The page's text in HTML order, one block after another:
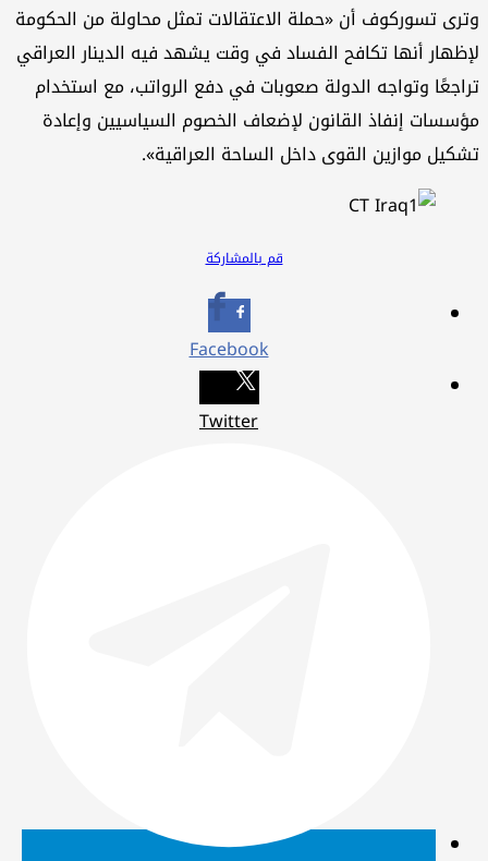
وترى تسوركوف أن «حملة الاعتقالات تمثل محاولة من الحكومة
لإظهار أنها تكافح الفساد في وقت يشهد فيه الدينار العراقي
تراجعًا وتواجه الدولة صعوبات في دفع الرواتب، مع استخدام
مؤسسات إنفاذ القانون لإضعاف الخصوم السياسيين وإعادة
تشكيل موازين القوى داخل الساحة العراقية».
قم بالمشاركة
Facebook
Twitter